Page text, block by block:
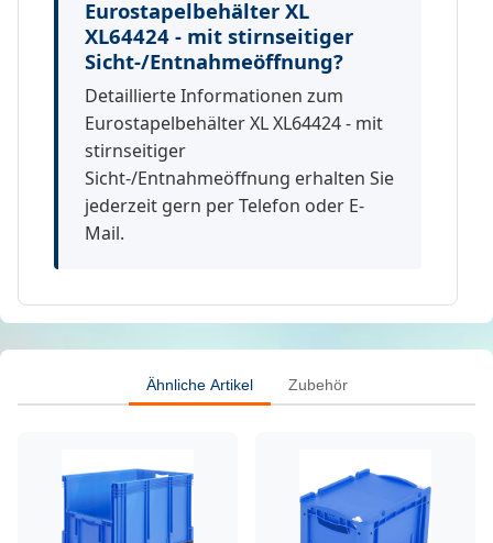
Eurostapelbehälter XL
XL64424 - mit stirnseitiger
Sicht-/Entnahmeöffnung?
Detaillierte Informationen zum
Eurostapelbehälter XL XL64424 - mit
stirnseitiger
Sicht-/Entnahmeöffnung erhalten Sie
jederzeit gern per Telefon oder E-
Mail.
Ähnliche Artikel Zubehör